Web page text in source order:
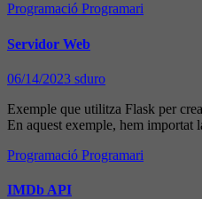
Programació Programari
Servidor Web
06/14/2023 sduro
Exemple que utilitza Flask per
En aquest exemple, hem importat
Programació Programari
IMDb API